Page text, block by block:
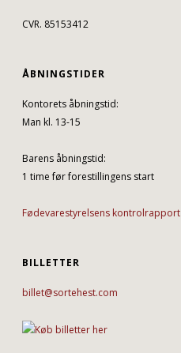
CVR. 85153412
ÅBNINGSTIDER
Kontorets åbningstid:
Man kl. 13-15
Barens åbningstid:
1 time før forestillingens start
Fødevarestyrelsens kontrolrapport
BILLETTER
billet@sortehest.com